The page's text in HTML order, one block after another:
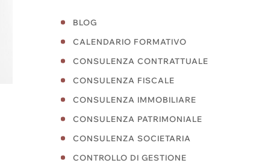
BLOG
CALENDARIO FORMATIVO
CONSULENZA CONTRATTUALE
CONSULENZA FISCALE
CONSULENZA IMMOBILIARE
CONSULENZA PATRIMONIALE
CONSULENZA SOCIETARIA
CONTROLLO DI GESTIONE